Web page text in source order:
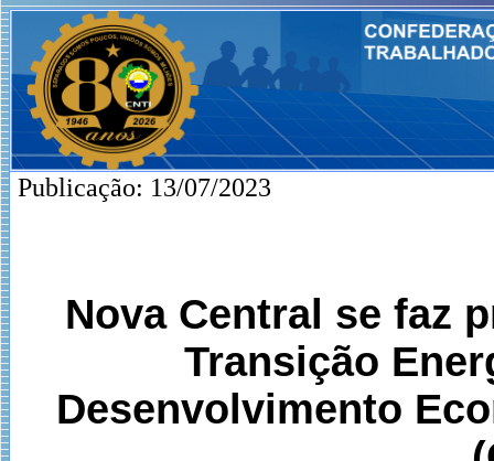
Publicação: 13/07/2023
Nova Central se faz
Transição
Desenvolvimento